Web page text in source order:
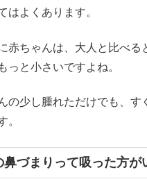
はよくあります。
赤ちゃんは、大人と比べる
っと小さいですよね。
の少し腫れただけでも、す
。
鼻づまりって吸った方が